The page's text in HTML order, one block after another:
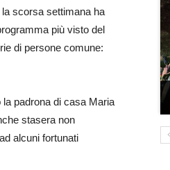
scorsa settimana ha
più visto del
di persone comune:
padrona di casa Maria
stasera non
alcuni fortunati